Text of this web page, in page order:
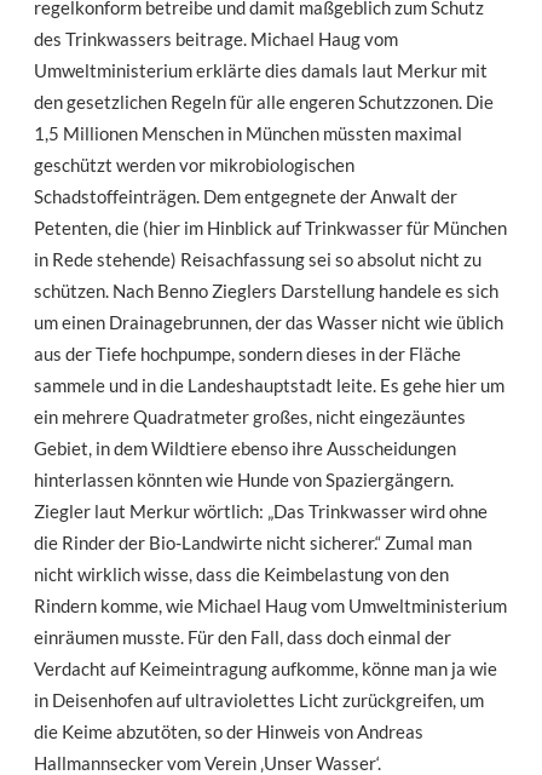
regelkonform betreibe und damit maßgeblich zum Schutz
des Trinkwassers beitrage. Michael Haug vom
Umweltministerium erklärte dies damals laut Merkur mit
den gesetzlichen Regeln für alle engeren Schutzzonen. Die
1,5 Millionen Menschen in München müssten maximal
geschützt werden vor mikrobiologischen
Schadstoffeinträgen. Dem entgegnete der Anwalt der
Petenten, die (hier im Hinblick auf Trinkwasser für München
in Rede stehende) Reisachfassung sei so absolut nicht zu
schützen. Nach Benno Zieglers Darstellung handele es sich
um einen Drainagebrunnen, der das Wasser nicht wie üblich
aus der Tiefe hochpumpe, sondern dieses in der Fläche
sammele und in die Landeshauptstadt leite. Es gehe hier um
ein mehrere Quadratmeter großes, nicht eingezäuntes
Gebiet, in dem Wildtiere ebenso ihre Ausscheidungen
hinterlassen könnten wie Hunde von Spaziergängern.
Ziegler laut Merkur wörtlich: „Das Trinkwasser wird ohne
die Rinder der Bio-Landwirte nicht sicherer.“ Zumal man
nicht wirklich wisse, dass die Keimbelastung von den
Rindern komme, wie Michael Haug vom Umweltministerium
einräumen musste. Für den Fall, dass doch einmal der
Verdacht auf Keimeintragung aufkomme, könne man ja wie
in Deisenhofen auf ultraviolettes Licht zurückgreifen, um
die Keime abzutöten, so der Hinweis von Andreas
Hallmannsecker vom Verein ‚Unser Wasser‘.